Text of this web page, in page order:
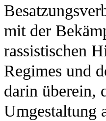
mit der
rassistischen
Regimes und
darin überein,
Umgestaltung